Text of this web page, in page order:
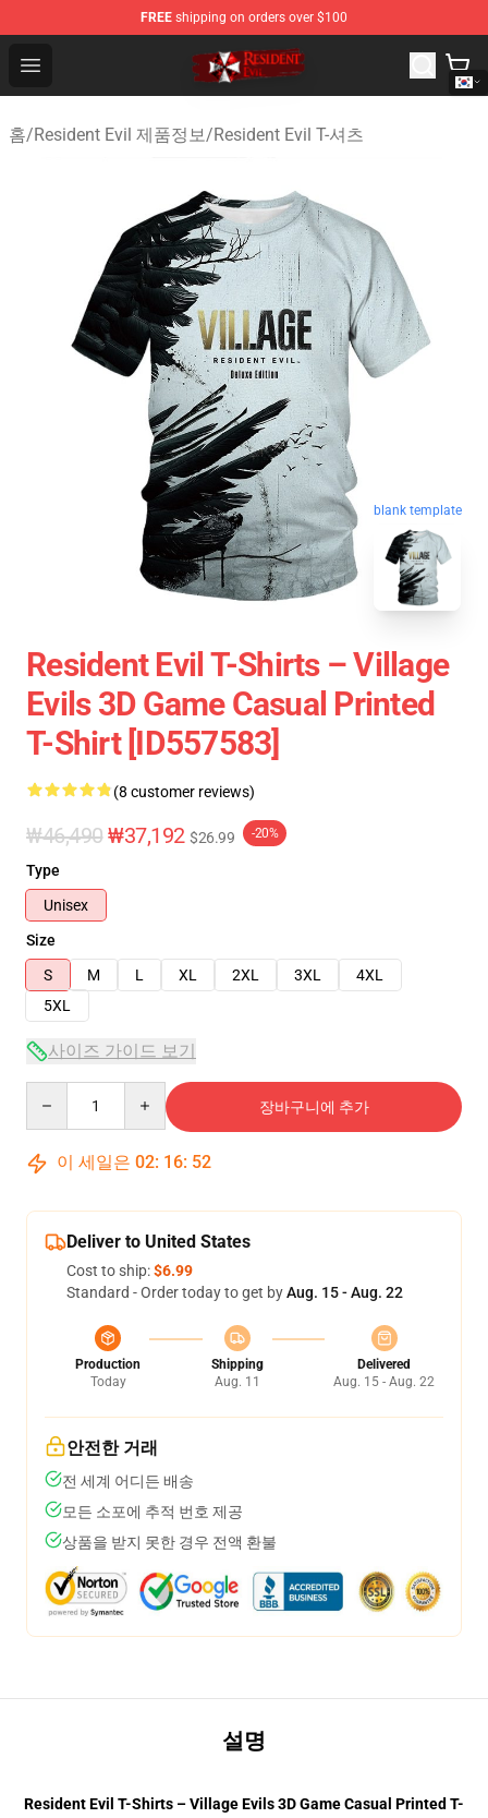
FREE shipping on orders over $100
Open menu
Resident Evil Shop - Official Resident Evil Merchandise
홈/Resident Evil 제품정보/Resident Evil T-셔츠
blank template
Resident Evil T-Shirts – Village
Evils 3D Game Casual Printed
T-Shirt [ID557583]
(8 customer reviews)
₩46,490₩37,192 $26.99 -20%
Type
Unisex
Size
S
M L XL 2XL 3XL
4XL
5XL
사이즈 가이드 보기
장바구니에 추가
이 세일은 02: 16: 52
Deliver to United States
Cost to ship:$6.99
Standard - Order today to get byAug. 15 - Aug. 22
Production
Today
Shipping
Aug. 11
Delivered
Aug. 15 - Aug. 22
안전한 거래
전 세계 어디든 배송
모든 소포에 추적 번호 제공
상품을 받지 못한 경우 전액 환불
설명
Resident Evil T-Shirts – Village Evils 3D Game Casual Printed T-